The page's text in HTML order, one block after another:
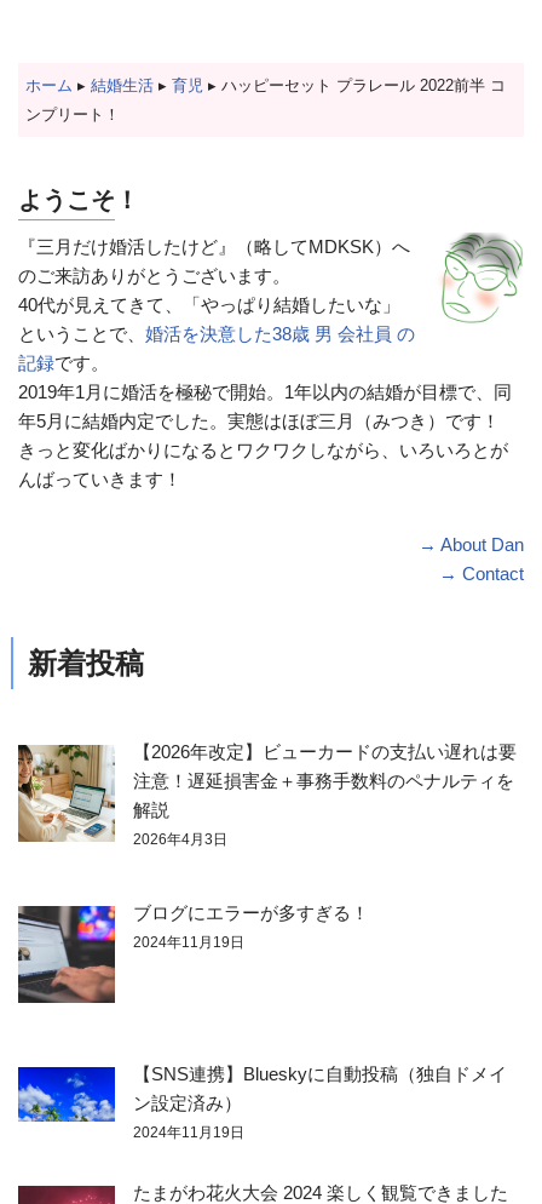
ホーム ▸結婚生活 ▸育児 ▸ハッピーセット プラレール 2022前半 コ
ンプリート！
ようこそ！
『三月だけ婚活したけど』（略してMDKSK）へ
のご来訪ありがとうございます。
40代が見えてきて、「やっぱり結婚したいな」
ということで、 婚活を決意した38歳 男 会社員 の
記録です。
2019年1月に婚活を極秘で開始。1年以内の結婚が目標で、同
年5月に結婚内定でした。実態はほぼ三月（みつき）です！
きっと変化ばかりになるとワクワクしながら、いろいろとが
んばっていきます！
→ About Dan
→ Contact
新着投稿
【2026年改定】ビューカードの支払い遅れは要
注意！遅延損害金＋事務手数料のペナルティを
解説
2026年4月3日
ブログにエラーが多すぎる！
2024年11月19日
【SNS連携】Blueskyに自動投稿（独自ドメイ
ン設定済み）
2024年11月19日
たまがわ花火大会 2024 楽しく観覧できました